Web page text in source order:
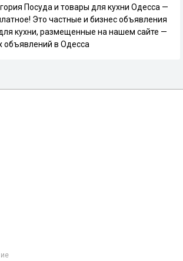
Посуда и товары для кухни Одесса —
Это частные и бизнес объявления
кухни, размещенные на нашем сайте —
объявлений в Одесса